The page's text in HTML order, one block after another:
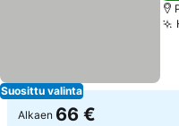
Suosittu valinta
Alkaen 66 €